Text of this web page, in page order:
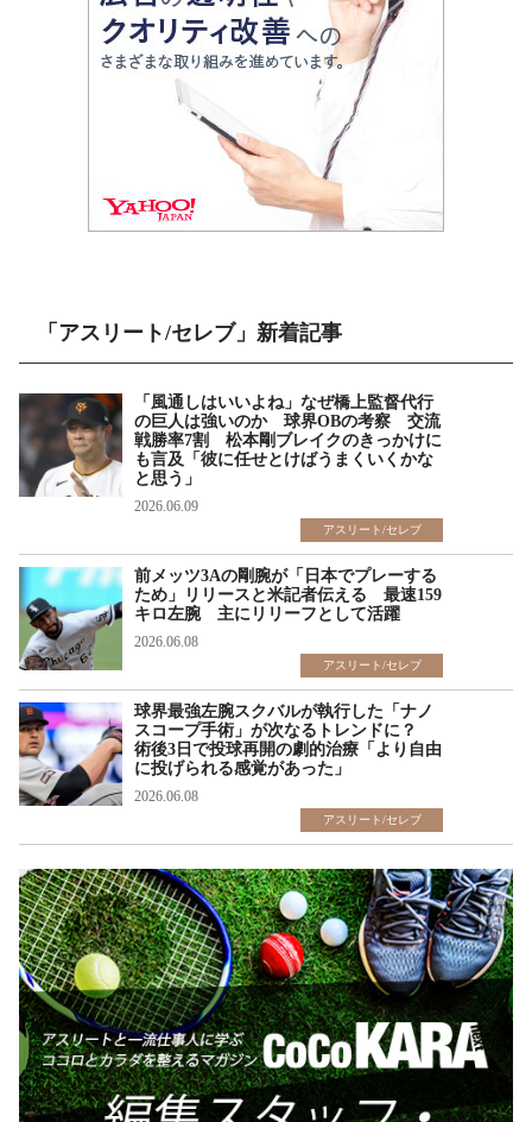
「アスリート/セレブ」新着記事
「風通しはいいよね」なぜ橋上監督代行
の巨人は強いのか 球界OBの考察 交流
戦勝率7割 松本剛ブレイクのきっかけに
も言及「彼に任せとけばうまくいくかな
と思う」
2026.06.09
アスリート/セレブ
前メッツ3Aの剛腕が「日本でプレーする
ため」リリースと米記者伝える 最速159
キロ左腕 主にリリーフとして活躍
2026.06.08
アスリート/セレブ
球界最強左腕スクバルが執行した「ナノ
スコープ手術」が次なるトレンドに？
術後3日で投球再開の劇的治療「より自由
に投げられる感覚があった」
2026.06.08
アスリート/セレブ